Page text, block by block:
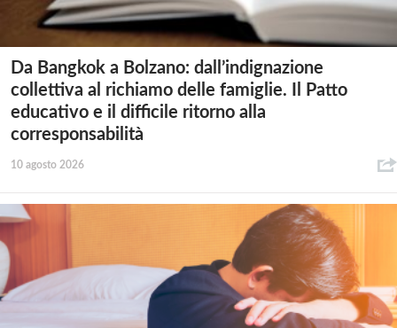
Da Bangkok a Bolzano: dall’indignazione
collettiva al richiamo delle famiglie. Il Patto
educativo e il difficile ritorno alla
corresponsabilità
10 agosto 2026